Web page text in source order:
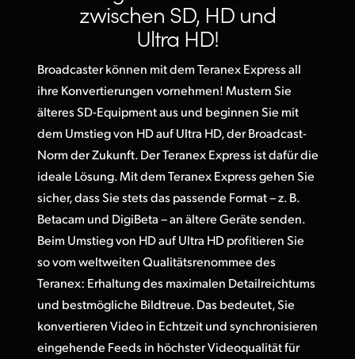
zwischen SD, HD und
Ultra HD!
Broadcaster können mit dem Teranex Express all
ihre Konvertierungen vornehmen! Mustern Sie
älteres SD-Equipment aus und beginnen Sie mit
dem Umstieg von HD auf Ultra HD, der Broadcast-
Norm der Zukunft. Der Teranex Express ist dafür die
ideale Lösung. Mit dem Teranex Express gehen Sie
sicher, dass Sie stets das passende Format – z. B.
Betacam und DigiBeta – an ältere Geräte senden.
Beim Umstieg von HD auf Ultra HD profitieren Sie
so vom weltweiten Qualitätsrenommee des
Teranex: Erhaltung des maximalen Detailreichtums
und bestmögliche Bildtreue. Das bedeutet, Sie
konvertieren Video in Echtzeit und synchronisieren
eingehende Feeds in höchster Videoqualität für